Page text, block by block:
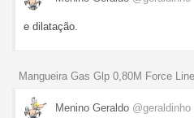
e dilatação.
Mangueira Gas Glp 0,80M Force Line
Menino Geraldo @geraldinho